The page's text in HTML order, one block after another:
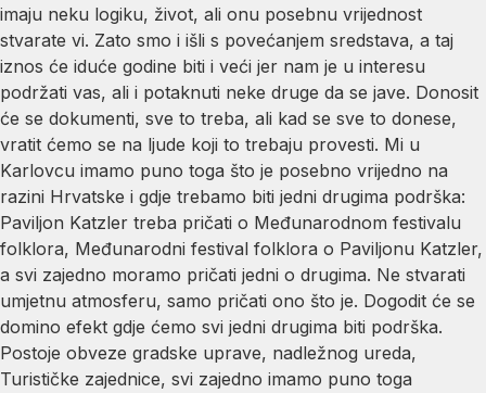
imaju neku logiku, život, ali onu posebnu vrijednost
stvarate vi. Zato smo i išli s povećanjem sredstava, a taj
iznos će iduće godine biti i veći jer nam je u interesu
podržati vas, ali i potaknuti neke druge da se jave. Donosit
će se dokumenti, sve to treba, ali kad se sve to donese,
vratit ćemo se na ljude koji to trebaju provesti. Mi u
Karlovcu imamo puno toga što je posebno vrijedno na
razini Hrvatske i gdje trebamo biti jedni drugima podrška:
Paviljon Katzler treba pričati o Međunarodnom festivalu
folklora, Međunarodni festival folklora o Paviljonu Katzler,
a svi zajedno moramo pričati jedni o drugima. Ne stvarati
umjetnu atmosferu, samo pričati ono što je. Dogodit će se
domino efekt gdje ćemo svi jedni drugima biti podrška.
Postoje obveze gradske uprave, nadležnog ureda,
Turističke zajednice, svi zajedno imamo puno toga